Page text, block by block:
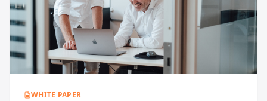
WHITE PAPER